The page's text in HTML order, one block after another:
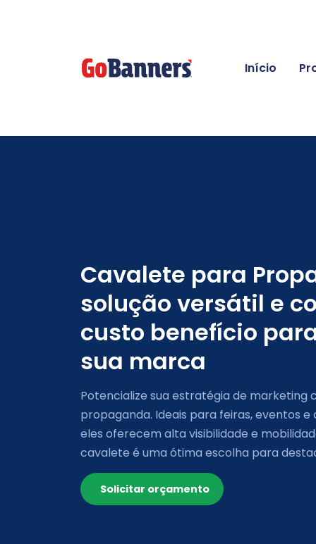
Início
Cavalete para
solução versátil e
custo benefício
sua marca
Potencialize sua estratégia de marketing
propaganda. Ideais para feiras, eventos
eles oferecem alta visibilidade e
cavalete é uma ótima escolha para
Solicitar orçamento